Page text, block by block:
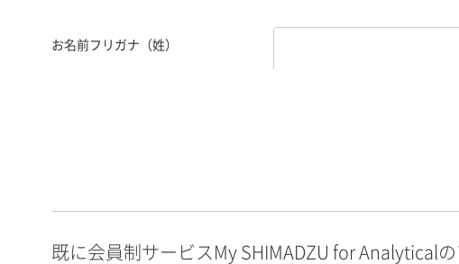
お名前フリガナ（姓）
英数）
既に会員制サービスMy SHIMADZU for Analytical